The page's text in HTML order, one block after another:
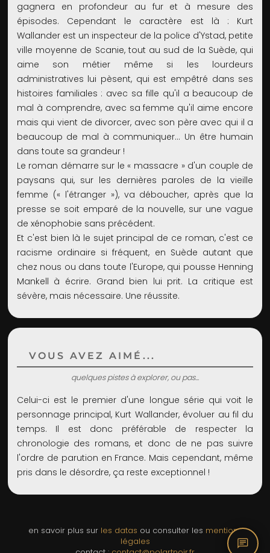
gagnera en profondeur au fur et à mesure des
épisodes. Cependant le caractère est là : Kurt
Wallander est un inspecteur de la police d'Ystad, petite
ville moyenne de Scanie, tout au sud de la Suède, qui
aime son métier même si les lourdeurs
administratives lui pèsent, qui est empêtré dans ses
histoires familiales : avec sa fille qu'il a beaucoup de
mal à comprendre, avec sa femme qu'il aime encore
mais qui vient de divorcer, avec son père avec qui il a
beaucoup de mal à communiquer... Un être humain
dans toute sa grandeur !
Le roman démarre sur le « massacre » d'un couple de
paysans qui, sur les dernières paroles de la vieille
femme (« l'étranger »), va déboucher, après que la
presse se soit emparé de la nouvelle, sur une vague
de xénophobie sans précédent.
Et c'est bien là le sujet principal de ce roman, c'est ce
racisme ordinaire si fréquent, en Suède autant que
chez nous ou dans toute l'Europe, qui pousse Henning
Mankell à écrire. Grand bien lui prit. La critique est
sévère, mais nécessaire. Une réussite.
VOUS AVEZ AIMÉ...
quelques pistes à explorer, ou pas...
Celui-ci est le premier d'une longue série qui voit le
personnage principal, Kurt Wallander, évoluer au fil du
temps. Il est donc préférable de respecter la
chronologie des romans, et donc de ne pas suivre
l'ordre de parution en France. Mais cependant, même
pris dans le désordre, ça reste exceptionnel !
chat
en savoir plus sur les datas ou consulter les mentions
légales